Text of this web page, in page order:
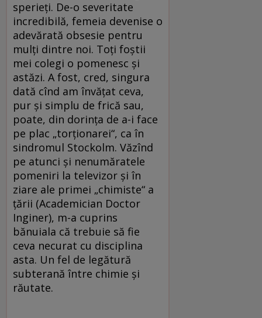
sperieți. De-o severitate
incredibilă, femeia devenise o
adevărată obsesie pentru
mulți dintre noi. Toți foștii
mei colegi o pomenesc și
astăzi. A fost, cred, singura
dată cînd am învățat ceva,
pur și simplu de frică sau,
poate, din dorința de a-i face
pe plac „torționarei“, ca în
sindromul Stockolm. Văzînd
pe atunci și nenumăratele
pomeniri la televizor și în
ziare ale primei „chimiste“ a
țării (Academician Doctor
Inginer), m-a cuprins
bănuiala că trebuie să fie
ceva necurat cu disciplina
asta. Un fel de legătură
subterană între chimie și
răutate.